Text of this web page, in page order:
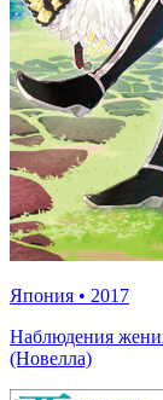
Япония • 2017
Наблюдения
(Новелла)